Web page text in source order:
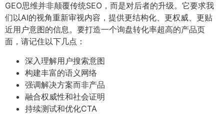
GEO思维并非颠覆传统SEO，而是对后者的升级。它要求我
们以AI的视角重新审视内容，提供更结构化、更权威、更贴
近用户意图的信息。要打造一个询盘转化率超高的产品页
面，请记住以下几点：
深入理解用户搜索意图
构建丰富的语义网络
强调解决方案而非产品
融合权威性和社会证明
持续测试和优化CTA